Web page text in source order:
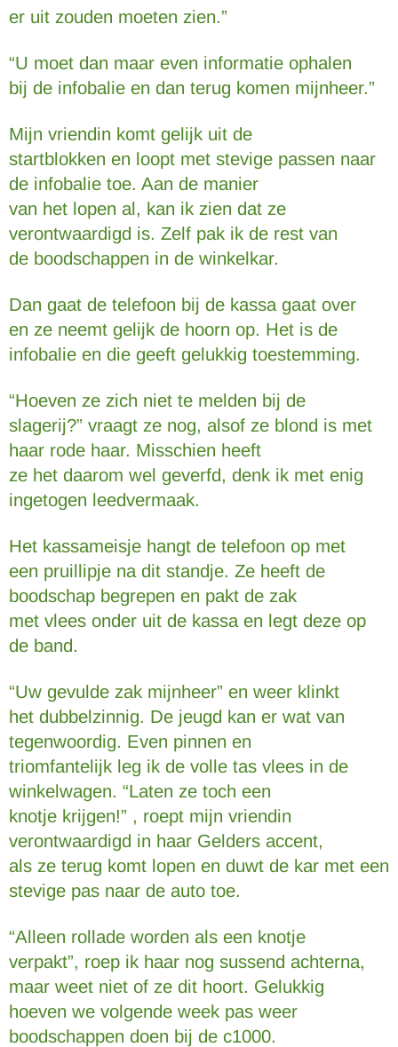
er uit zouden moeten zien.”
“U moet dan maar even informatie ophalen
bij de infobalie en dan terug komen mijnheer.”
Mijn vriendin komt gelijk uit de
startblokken en loopt met stevige passen naar
de infobalie toe. Aan de manier
van het lopen al, kan ik zien dat ze
verontwaardigd is. Zelf pak ik de rest van
de boodschappen in de winkelkar.
Dan gaat de telefoon bij de kassa gaat over
en ze neemt gelijk de hoorn op. Het is de
infobalie en die geeft gelukkig toestemming.
“Hoeven ze zich niet te melden bij de
slagerij?” vraagt ze nog, alsof ze blond is met
haar rode haar. Misschien heeft
ze het daarom wel geverfd, denk ik met enig
ingetogen leedvermaak.
Het kassameisje hangt de telefoon op met
een pruillipje na dit standje. Ze heeft de
boodschap begrepen en pakt de zak
met vlees onder uit de kassa en legt deze op
de band.
“Uw gevulde zak mijnheer” en weer klinkt
het dubbelzinnig. De jeugd kan er wat van
tegenwoordig. Even pinnen en
triomfantelijk leg ik de volle tas vlees in de
winkelwagen. “Laten ze toch een
knotje krijgen!” , roept mijn vriendin
verontwaardigd in haar Gelders accent,
als ze terug komt lopen en duwt de kar met een
stevige pas naar de auto toe.
“Alleen rollade worden als een knotje
verpakt”, roep ik haar nog sussend achterna,
maar weet niet of ze dit hoort. Gelukkig
hoeven we volgende week pas weer
boodschappen doen bij de c1000.